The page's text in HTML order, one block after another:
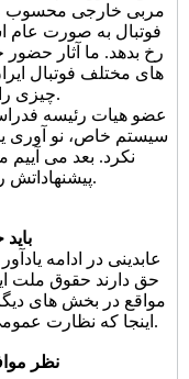
مربی خارجی محسوب
فوتبال به صورت عام
رخ بدهد. ما آثار حضور
های مختلف فوتبال
چیزی را در فوتبال ما عملی نکرد.
عضو هیات رئیسه
سیستم خاص، نو آوری یا
نکرد. بعد می
پیشنهاداتش را به ما بدهد و ما آنرا تایید کنیم.
عابدینی در ادامه
حق دارند حقوق ملت
مواقع در بخش های
اینجا که نظارت عمومی وجود دارد، باید حق ملت رعایت شود.
نظر